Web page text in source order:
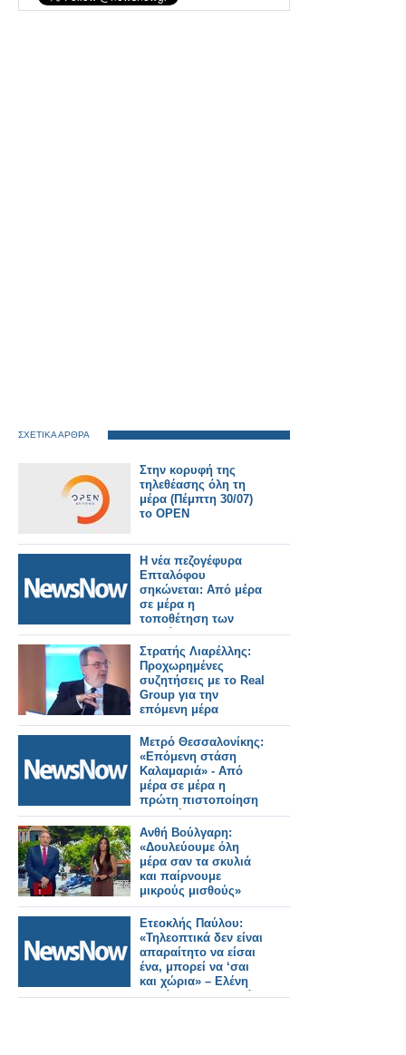
ΣΧΕΤΙΚΑ ΑΡΘΡΑ
Στην κορυφή της
τηλεθέασης όλη τη
μέρα (Πέμπτη 30/07)
το OPEN
Η νέα πεζογέφυρα
Επταλόφου
σηκώνεται: Από μέρα
σε μέρα η
τοποθέτηση των
τμημάτων.
Στρατής Λιαρέλλης:
Προχωρημένες
συζητήσεις με το Real
Group για την
επόμενη μέρα
Μετρό Θεσσαλονίκης:
«Επόμενη στάση
Καλαμαριά» - Από
μέρα σε μέρα η
πρώτη πιστοποίηση
της επέκτασης.
Ανθή Βούλγαρη:
«Δουλεύουμε όλη
μέρα σαν τα σκυλιά
και παίρνουμε
μικρούς μισθούς»
Ετεοκλής Παύλου:
«Τηλεοπτικά δεν είναι
απαραίτητο να είσαι
ένα, μπορεί να ‘σαι
και χώρια» – Ελένη
Χατζίδου: «Έτσι, κάθε